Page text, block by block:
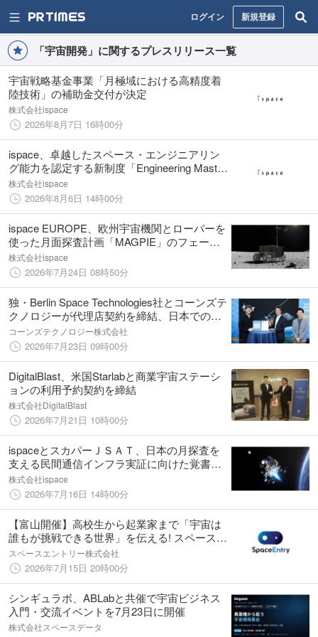
ログイン 新規登録
「宇宙開発」に関するプレスリリース一覧
宇宙戦略基金事業「月極域における高精度着
陸技術」の補助金交付が決定
株式会社ispace
2026年8月7日 16時00分
ispace、卓越したスペース・エンジニアリン
グ能力を認定する新制度「Engineering Master
Program」開始
株式会社ispace
2026年8月6日 14時00分
ispace EUROPE、欧州宇宙機関とローバーを
使った月面探査計画「MAGPIE」のフェーズ2
契約を締結
株式会社ispace
2026年7月24日 08時50分
独・Berlin Space Technologies社とコーンズテ
クノロジーが代理店契約を締結、日本での宇
宙ビジネス展開を本格始動
コーンズテクノロジー株式会社
2026年7月23日 09時00分
DigitalBlast、米国Starlabと商業宇宙ステーシ
ョンの利用予約契約を締結
株式会社DigitalBlast
2026年7月21日 10時00分
ispaceとスカパーＪＳＡＴ、日本の月探査を
支える民間通信インフラ実証に向けた覚書を
締結
株式会社ispace
2026年7月16日 14時00分
【富山開催】高校生から起業家まで「宇宙は
誰もが挑戦できる世界」を伝える! スペースエ
ントリー COO松本翔平が同日登壇
スペースエントリー株式会社
2026年7月15日 20時00分
シンギュラボ、ABLabと共催で宇宙ビジネス
入門・交流イベントを7月23日に開催
株式会社スペースデータ